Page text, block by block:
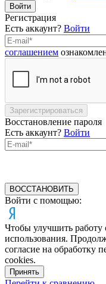
Войти
Регистрация
Есть аккаунт? Войти
соглашением
Зарегистрироваться
Восстановление пароля
Есть аккаунт? Войти
ВОССТАНОВИТЬ
Войти с помощью:
Чтобы улучшить работу
использования.
согласие на обработку
cookies.
Принять